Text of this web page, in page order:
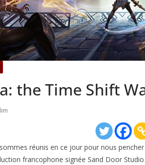
the Time Shift
réunis en ce jour pour nous
francophone signée Sand Door